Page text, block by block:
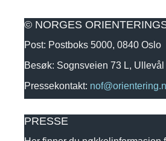
© NORGES
Post: Postboks 5000, 0840 Oslo
Besøk: Sognsveien 73 L,
Pressekontakt:
PRESSE